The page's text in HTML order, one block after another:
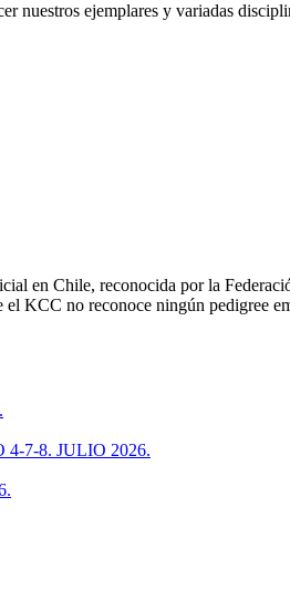
nuestros ejemplares y variadas
en Chile, reconocida por la
el KCC no reconoce ningún pedigree
7-8. JULIO 2026.